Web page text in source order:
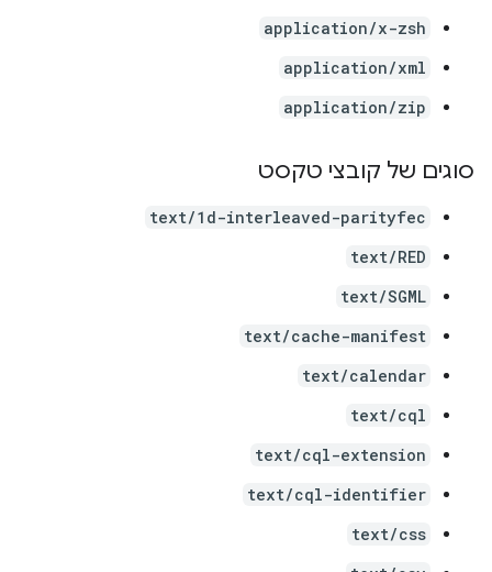
application/x-zsh
application/xml
application/zip
סוגים של קובצי טקסט
text/1d-interleaved-parityfec
text/RED
text/SGML
text/cache-manifest
text/calendar
text/cql
text/cql-extension
text/cql-identifier
text/css